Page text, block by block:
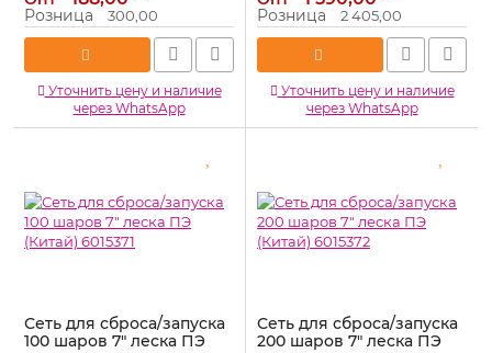
Розница 300,00
Уточнить цену и наличие
через WhatsApp
Артикул: 6233064
Розница 2 405,00
Уточнить цену и наличие
через WhatsApp
Сеть для сброса/запуска
100 шаров 7" леска ПЭ
Сеть для сброса/запуска
200 шаров 7" леска ПЭ